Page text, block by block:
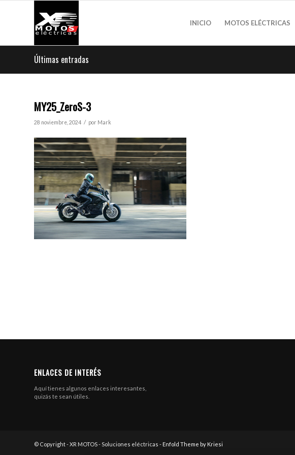
INICIO MOTOS ELÉCTRICAS
Últimas entradas
MY25_ZeroS-3
28 noviembre, 2024 / por Mark
ENLACES DE INTERÉS
Aquí tienes algunos enlaces interesantes,
quizás te sean útiles.
© Copyright - XR MOTOS - Soluciones eléctricas - Enfold Theme by Kriesi